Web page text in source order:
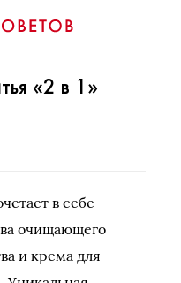
«2 в 1»
в себе
очищающего
и крема для